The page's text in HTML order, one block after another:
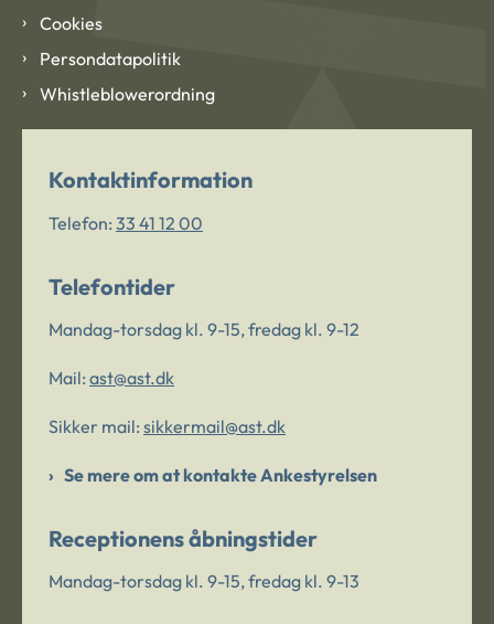
Cookies
Persondatapolitik
Whistleblowerordning
Kontaktinformation
Telefon: 33 41 12 00
Telefontider
Mandag-torsdag kl. 9-15, fredag kl. 9-12
Mail: ast@ast.dk
Sikker mail: sikkermail@ast.dk
Se mere om at kontakte Ankestyrelsen
Receptionens åbningstider
Mandag-torsdag kl. 9-15, fredag kl. 9-13